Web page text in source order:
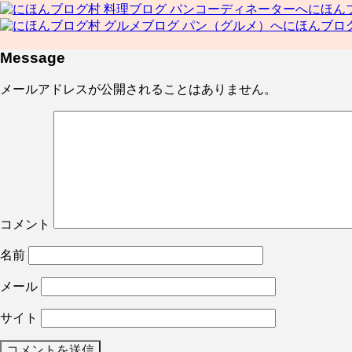
にほん
にほんブロ
Message
メールアドレスが公開されることはありません。
コメント
名前
メール
サイト